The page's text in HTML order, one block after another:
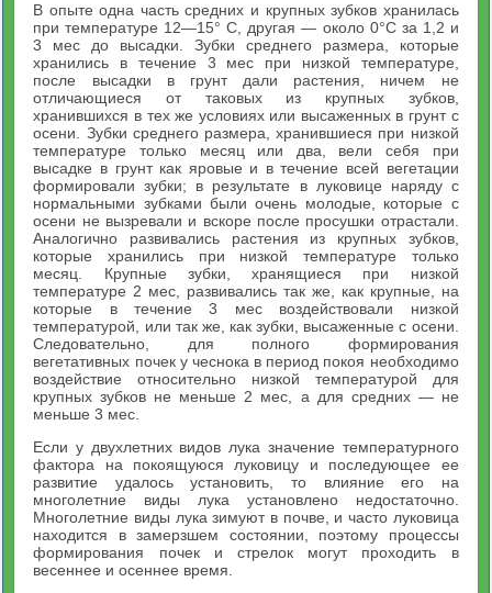
В опыте одна часть средних и крупных зубков хранилась
при температуре 12—15° С, другая — около 0°С за 1,2 и
3 мес до высадки. Зубки среднего размера, которые
хранились в течение 3 мес при низкой температуре,
после высадки в грунт дали растения, ничем не
отличающиеся от таковых из крупных зубков,
хранившихся в тех же условиях или высаженных в грунт с
осени. Зубки среднего размера, хранившиеся при низкой
температуре только месяц или два, вели себя при
высадке в грунт как яровые и в течение всей вегетации
формировали зубки; в результате в луковице наряду с
нормальными зубками были очень молодые, которые с
осени не вызревали и вскоре после просушки отрастали.
Аналогично развивались растения из крупных зубков,
которые хранились при низкой температуре только
месяц. Крупные зубки, хранящиеся при низкой
температуре 2 мес, развивались так же, как крупные, на
которые в течение 3 мес воздействовали низкой
температурой, или так же, как зубки, высаженные с осени.
Следовательно, для полного формирования
вегетативных почек у чеснока в период покоя необходимо
воздействие относительно низкой температурой для
крупных зубков не меньше 2 мес, а для средних — не
меньше 3 мес.
Если у двухлетних видов лука значение температурного
фактора на покоящуюся луковицу и последующее ее
развитие удалось установить, то влияние его на
многолетние виды лука установлено недостаточно.
Многолетние виды лука зимуют в почве, и часто луковица
находится в замерзшем состоянии, поэтому процессы
формирования почек и стрелок могут проходить в
весеннее и осеннее время.